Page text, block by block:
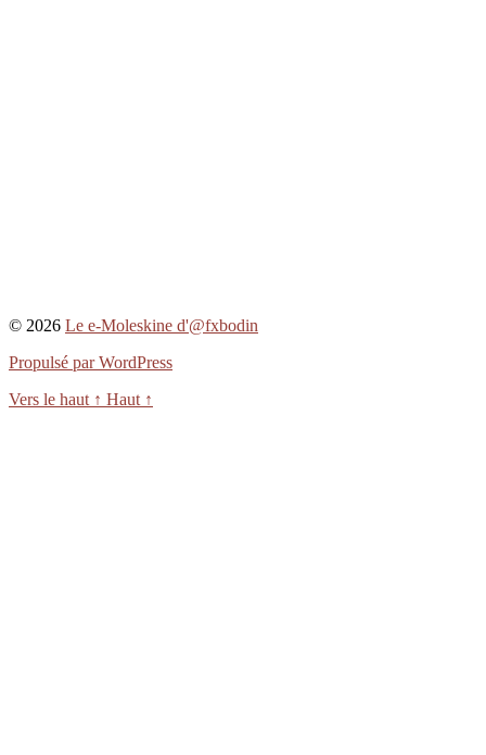
© 2026 Le e-Moleskine d'@fxbodin
Propulsé par WordPress
Vers le haut ↑ Haut ↑